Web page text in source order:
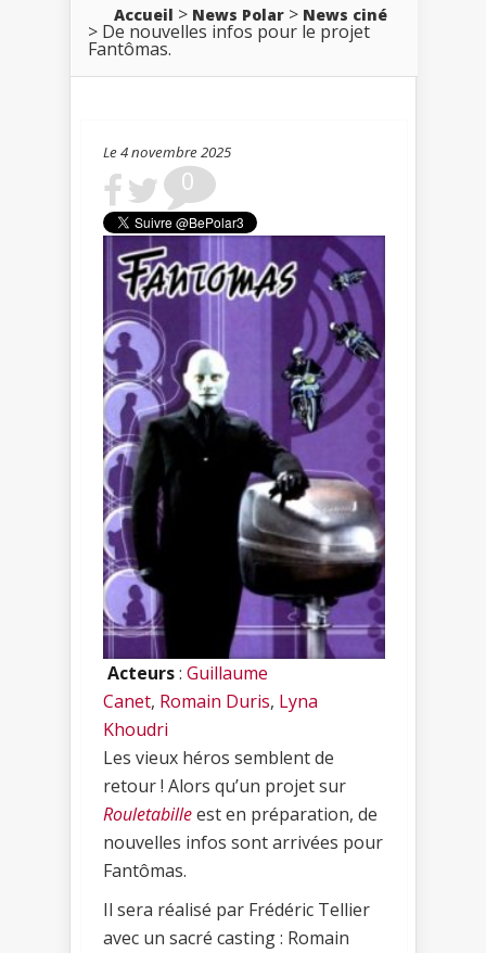
Accueil > News Polar > News ciné
> De nouvelles infos pour le projet
Fantômas.
Le 4 novembre 2025
0
Acteurs: Guillaume
Canet, Romain Duris, Lyna
Khoudri
Les vieux héros semblent de
retour ! Alors qu’un projet sur
Rouletabilleest en préparation, de
nouvelles infos sont arrivées pour
Fantômas.
Il sera réalisé par Frédéric Tellier
avec un sacré casting : Romain